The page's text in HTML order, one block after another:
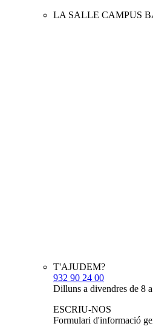
LA SALLE CAMPUS
T'AJUDEM?
932 90 24 00
Dilluns a divendres de 8
ESCRIU-NOS
Formulari d'informació